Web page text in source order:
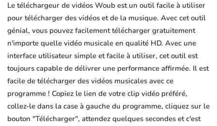
Le téléchargeur de vidéos Woub est un outil facile à utiliser
pour télécharger des vidéos et de la musique. Avec cet outil
génial, vous pouvez facilement télécharger gratuitement
n'importe quelle vidéo musicale en qualité HD. Avec une
interface utilisateur simple et facile à utiliser, cet outil est
toujours capable de délivrer une performance affirmée. Il est
facile de télécharger des vidéos musicales avec ce
programme ! Copiez le lien de votre clip vidéo préféré,
collez-le dans la case à gauche du programme, cliquez sur le
bouton "Télécharger", attendez quelques secondes et c'est